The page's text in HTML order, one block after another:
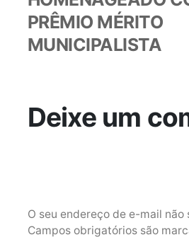
PRÊMIO MÉRITO
MUNICIPALISTA
Deixe um
O seu endereço de e-mail não
Campos obrigatórios são